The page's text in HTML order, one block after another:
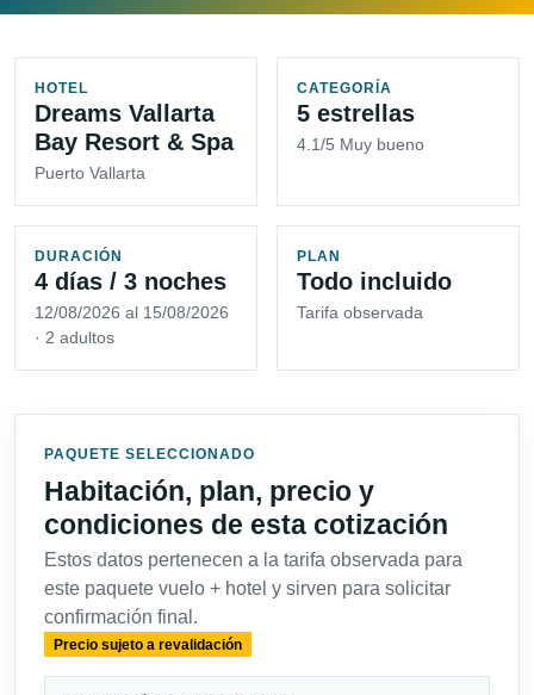
HOTEL
Dreams Vallarta
Bay Resort & Spa
Puerto Vallarta
CATEGORÍA
5 estrellas
4.1/5 Muy bueno
DURACIÓN
4 días / 3 noches
12/08/2026 al 15/08/2026
· 2 adultos
PLAN
Todo incluido
Tarifa observada
PAQUETE SELECCIONADO
Habitación, plan, precio y
condiciones de esta cotización
Estos datos pertenecen a la tarifa observada para
este paquete vuelo + hotel y sirven para solicitar
confirmación final.
Precio sujeto a revalidación